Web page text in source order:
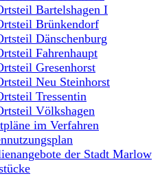
Bartelshagen I
Brünkendorf
Dänschenburg
Fahrenhaupt
Gresenhorst
Neu Steinhorst
Tressentin
Völkshagen
im Verfahren
der Stadt Marlow